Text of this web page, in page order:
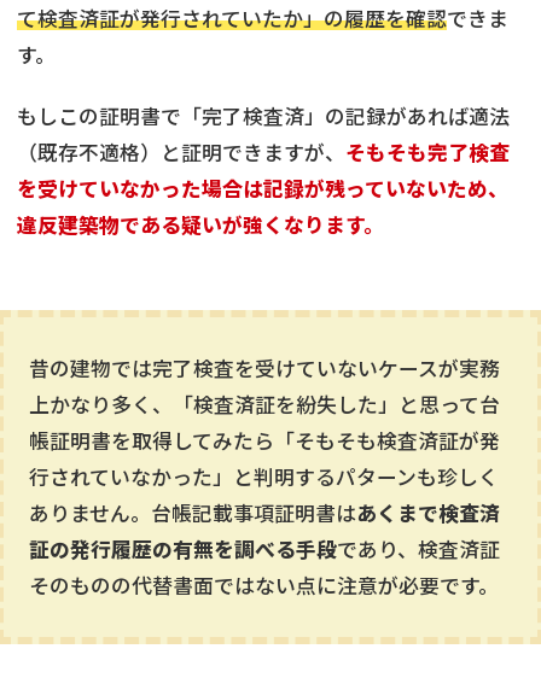
て検査済証が発行されていたか」の履歴を確認できま
す。
もしこの証明書で「完了検査済」の記録があれば適法
（既存不適格）と証明できますが、 そもそも完了検査
を受けていなかった場合は記録が残っていないため、
違反建築物である疑いが強くなります。
昔の建物では完了検査を受けていないケースが実務
上かなり多く、「検査済証を紛失した」と思って台
帳証明書を取得してみたら「そもそも検査済証が発
行されていなかった」と判明するパターンも珍しく
ありません。台帳記載事項証明書はあくまで検査済
証の発行履歴の有無を調べる手段であり、検査済証
そのものの代替書面ではない点に注意が必要です。